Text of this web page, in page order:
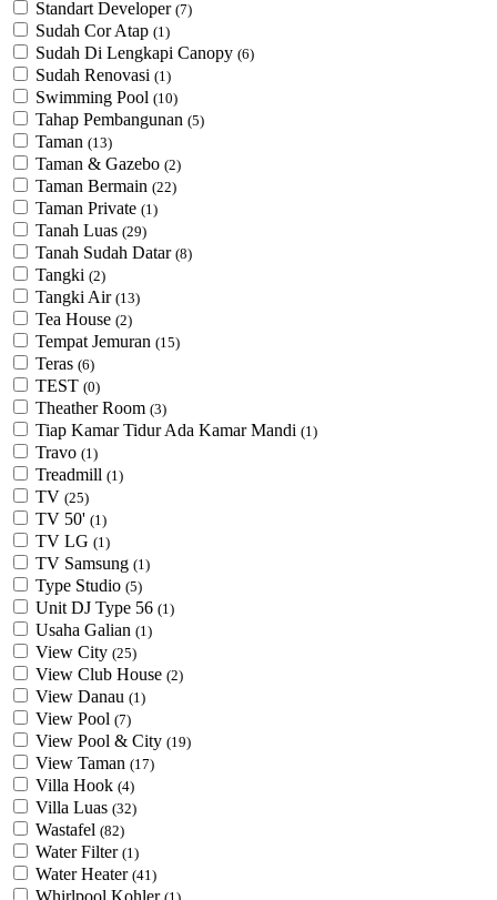
Standart Developer (7)
Sudah Cor Atap (1)
Sudah Di Lengkapi Canopy (6)
Sudah Renovasi (1)
Swimming Pool (10)
Tahap Pembangunan (5)
Taman (13)
Taman & Gazebo (2)
Taman Bermain (22)
Taman Private (1)
Tanah Luas (29)
Tanah Sudah Datar (8)
Tangki (2)
Tangki Air (13)
Tea House (2)
Tempat Jemuran (15)
Teras (6)
TEST (0)
Theather Room (3)
Tiap Kamar Tidur Ada Kamar Mandi (1)
Travo (1)
Treadmill (1)
TV (25)
TV 50' (1)
TV LG (1)
TV Samsung (1)
Type Studio (5)
Unit DJ Type 56 (1)
Usaha Galian (1)
View City (25)
View Club House (2)
View Danau (1)
View Pool (7)
View Pool & City (19)
View Taman (17)
Villa Hook (4)
Villa Luas (32)
Wastafel (82)
Water Filter (1)
Water Heater (41)
Whirlpool Kohler